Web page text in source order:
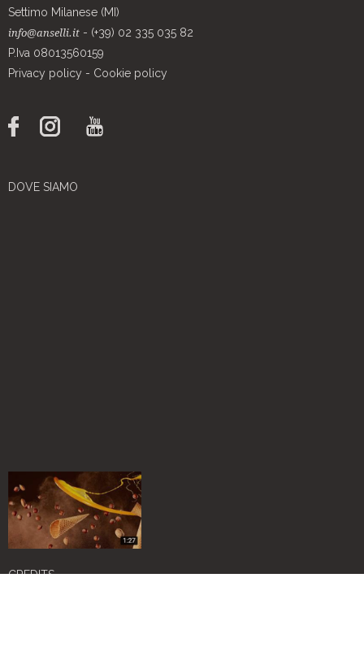
Settimo Milanese (MI)
info@anselli.it - (+39) 02 335 035 82
P.Iva 08013560159
Privacy policy - Cookie policy
DOVE SIAMO
CREDITS